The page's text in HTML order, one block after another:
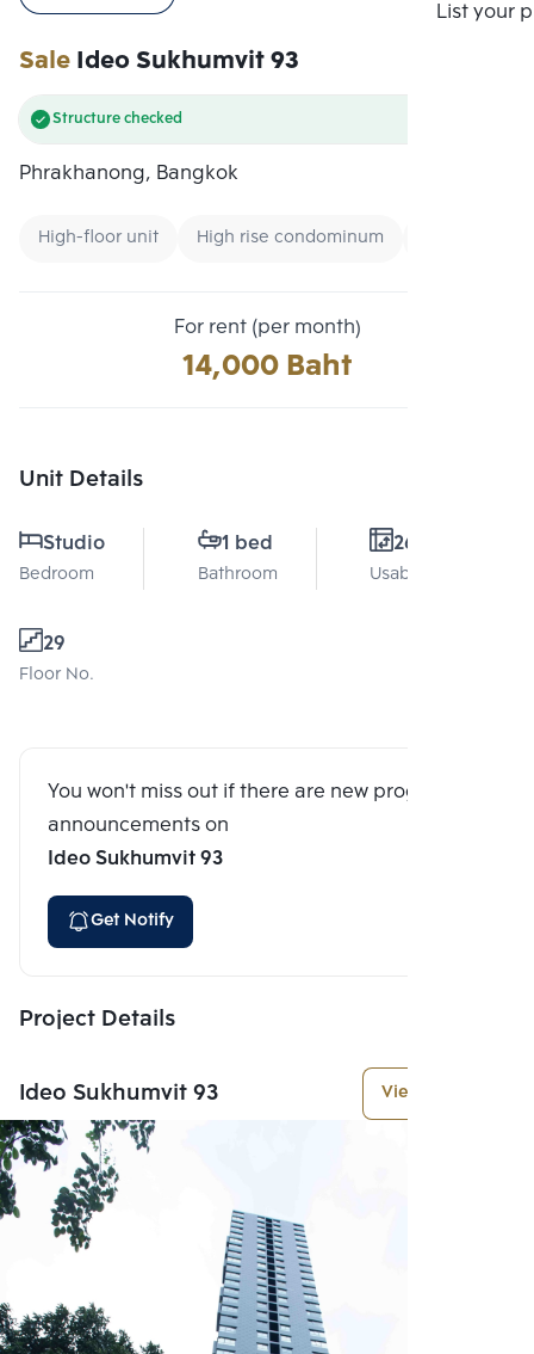
List your
SaleIdeo Sukhumvit 93
Structure checked
Phrakhanong, Bangkok
High-floor unit High rise condominum
For rent (per month)
14,000 Baht
Unit Details
Studio
Bedroom
1 bed
Bathroom
26 Sq.m.
Usable area
29
Floor No.
You won't miss out if there are new program
announcements on
Ideo Sukhumvit 93
Get Notify
Project Details
Ideo Sukhumvit 93 View More